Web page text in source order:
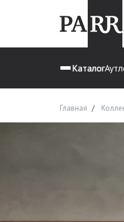
Каталог
Главная